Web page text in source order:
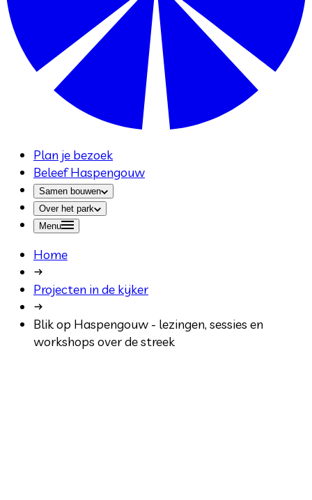
Plan je bezoek
Beleef Haspengouw
Samen bouwen
Over het park
Menu
Home
Projecten in de kijker
Blik op Haspengouw - lezingen, sessies en
workshops over de streek